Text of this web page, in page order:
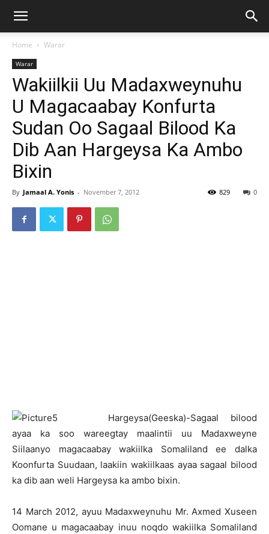
Home Warar
Warar
Wakiilkii Uu Madaxweynuhu
U Magacaabay Konfurta
Sudan Oo Sagaal Bilood Ka
Dib Aan Hargeysa Ka Ambo
Bixin
By Jamaal A. Yonis - November 7, 2012 0
829
Hargeysa(Geeska)-Sagaal bilood
ayaa ka soo wareegtay maalintii uu Madaxweyne
Siilaanyo magacaabay wakiilka Somaliland ee dalka
Koonfurta Suudaan, laakiin wakiilkaas ayaa sagaal bilood
ka dib aan weli Hargeysa ka ambo bixin.
14 March 2012, ayuu Madaxweynuhu Mr. Axmed Xuseen
Oomane u magacaabay inuu noqdo wakiilka Somaliland